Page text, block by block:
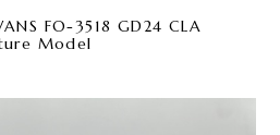
FO-3518 GD24 CLA
Model